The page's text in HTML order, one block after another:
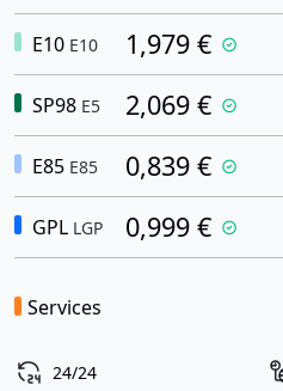
E10 E10 1,979 €
SP98 E5 2,069 €
E85 E85 0,839 €
GPL LGP 0,999 €
Services
24/24